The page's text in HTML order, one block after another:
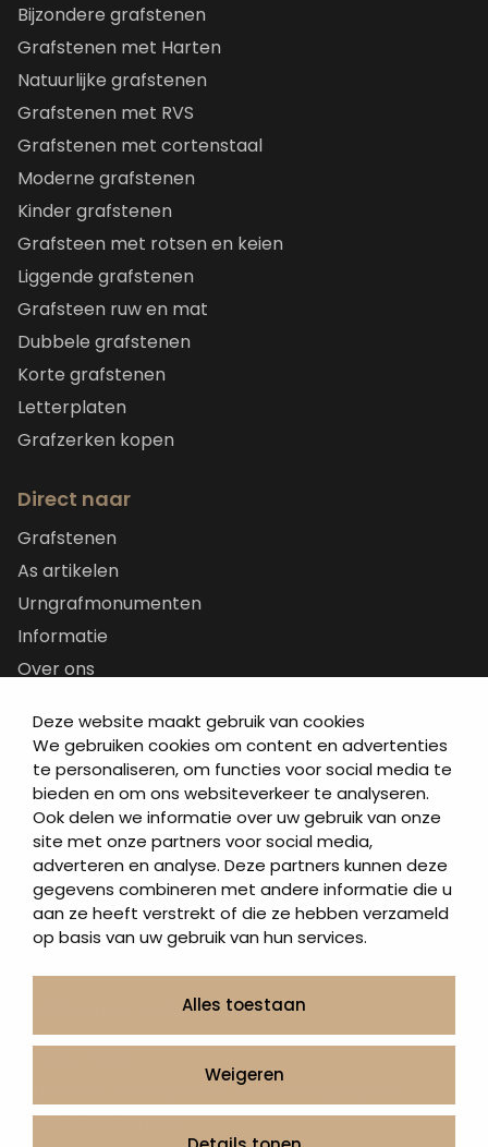
Deze website maakt gebruik van cookies
We gebruiken cookies om content en advertenties
te personaliseren, om functies voor social media te
bieden en om ons websiteverkeer te analyseren.
Ook delen we informatie over uw gebruik van onze
site met onze partners voor social media,
adverteren en analyse. Deze partners kunnen deze
gegevens combineren met andere informatie die u
aan ze heeft verstrekt of die ze hebben verzameld
op basis van uw gebruik van hun services.
Alles toestaan
Weigeren
Bijzondere grafstenen
Grafstenen met Harten
Natuurlijke grafstenen
Grafstenen met RVS
Grafstenen met cortenstaal
Moderne grafstenen
Kinder grafstenen
Grafsteen met rotsen en keien
Liggende grafstenen
Grafsteen ruw en mat
Dubbele grafstenen
Korte grafstenen
Letterplaten
Grafzerken kopen
Direct naar
Grafstenen
As artikelen
Urngrafmonumenten
Informatie
Over ons
Artea in de buurt
Onze werkwijze
Urnen en as sieraden webshop
Volg ons op:
© 2026 Artea Grafmonumenten
Algemene voorwaarden, service en garantie
Cookie Declaration